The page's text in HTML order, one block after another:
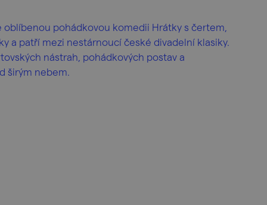
pohádkovou komedii Hrátky s čertem,
a patří mezi nestárnoucí české divadelní klasiky.
nástrah, pohádkových postav a
širým nebem.